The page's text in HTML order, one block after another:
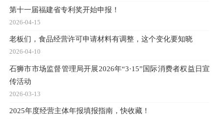
第十一届福建省专利奖开始申报！
2026-04-15
老板们，食品经营许可申请材料有调整，这个变化要知晓
2026-04-10
石狮市市场监督管理局开展2026年“3·15”国际消费者权益日宣
传活动
2026-03-13
2025年度经营主体年报填报指南，快收藏！